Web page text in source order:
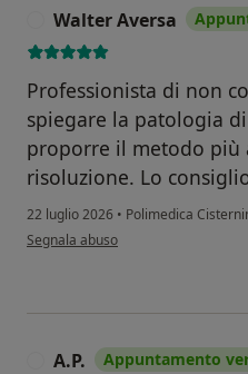
Walter Aversa
Professionista di non
spiegare la patologia
proporre il metodo più
risoluzione. Lo
22 luglio 2026 • Polimedica
secondo l'opinione dell'utente
Segnala abuso
A.P. Appuntamento